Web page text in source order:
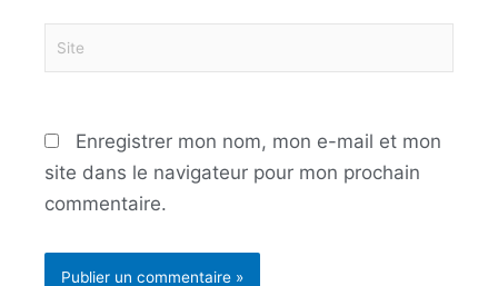
Site
Enregistrer mon nom, mon e-mail et mon
site dans le navigateur pour mon prochain
commentaire.